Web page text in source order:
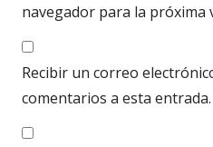
navegador para la próxima
Recibir un correo
comentarios a esta entrada.